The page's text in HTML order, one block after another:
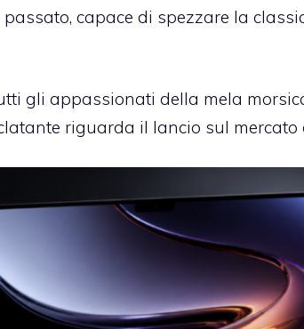
capace di spezzare la
gli appassionati della mela
riguarda il lancio sul mercato